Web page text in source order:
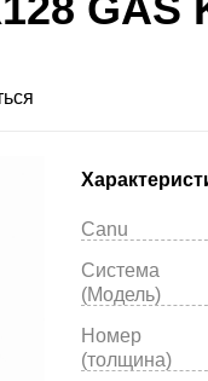
Canu
Система
(Модель)
Номер
(толщина)